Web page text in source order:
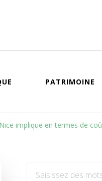
PATRIMOINE
implique en termes de
Vous